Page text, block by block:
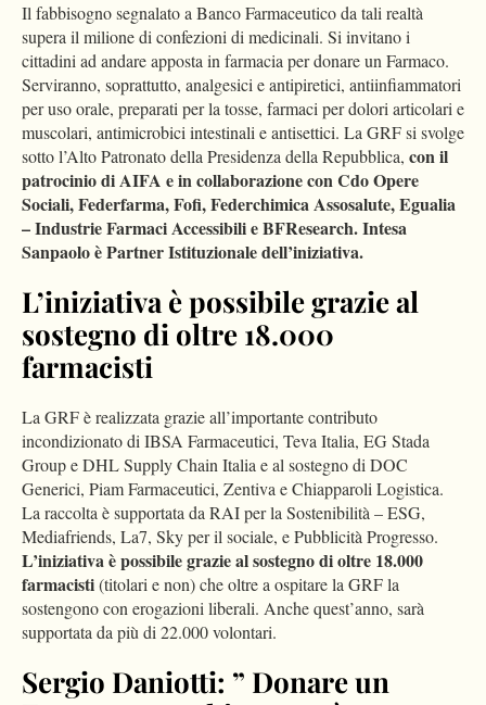
Il fabbisogno segnalato a Banco Farmaceutico da tali realtà
supera il milione di confezioni di medicinali. Si invitano i
cittadini ad andare apposta in farmacia per donare un Farmaco.
Serviranno, soprattutto, analgesici e antipiretici, antiinfiammatori
per uso orale, preparati per la tosse, farmaci per dolori articolari e
muscolari, antimicrobici intestinali e antisettici. La GRF si svolge
sotto l’Alto Patronato della Presidenza della Repubblica, con il
patrocinio di AIFA e in collaborazione con Cdo Opere
Sociali, Federfarma, Fofi, Federchimica Assosalute, Egualia
– Industrie Farmaci Accessibili e BFResearch. Intesa
Sanpaolo è Partner Istituzionale dell’iniziativa.
L’iniziativa è possibile grazie al
sostegno di oltre 18.000
farmacisti
La GRF è realizzata grazie all’importante contributo
incondizionato di IBSA Farmaceutici, Teva Italia, EG Stada
Group e DHL Supply Chain Italia e al sostegno di DOC
Generici, Piam Farmaceutici, Zentiva e Chiapparoli Logistica.
La raccolta è supportata da RAI per la Sostenibilità – ESG,
Mediafriends, La7, Sky per il sociale, e Pubblicità Progresso.
L’iniziativa è possibile grazie al sostegno di oltre 18.000
farmacisti(titolari e non) che oltre a ospitare la GRF la
sostengono con erogazioni liberali. Anche quest’anno, sarà
supportata da più di 22.000 volontari.
Sergio Daniotti: ” Donare un